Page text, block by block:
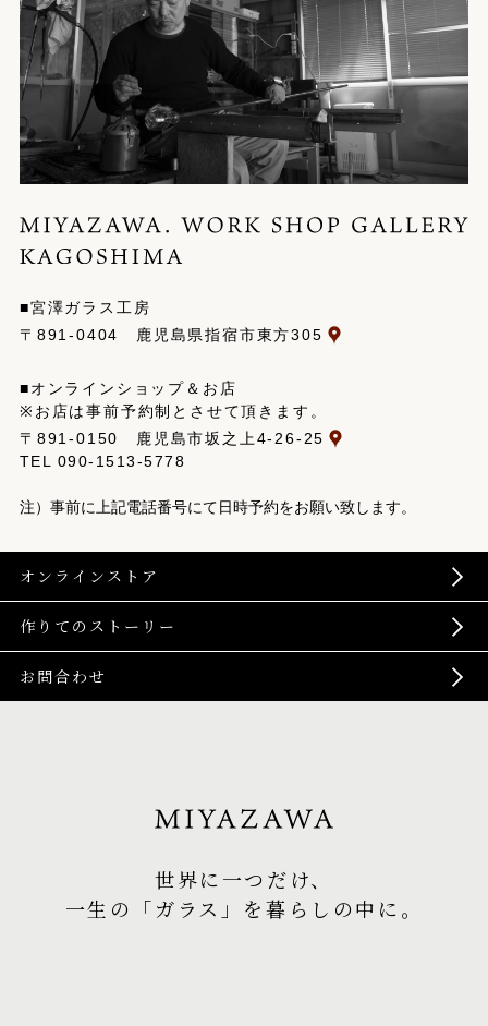
■宮澤ガラス工房
〒891-0404 鹿児島県指宿市東方305
■オンラインショップ＆お店
※お店は事前予約制とさせて頂きます。
〒891-0150 鹿児島市坂之上4-26-25
TEL 090-1513-5778
注）事前に上記電話番号にて日時予約をお願い致します。
オンラインストア
作りてのストーリー
お問合わせ
世界に一つだけ、
一生の「ガラス」を暮らしの中に。